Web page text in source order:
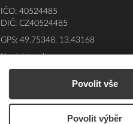
Povolit vše
Povolit výběr
IČO: 40524485
DIČ: CZ40524485
GPS: 49.75348, 13.43168
Kontakt e-shop:
Po - Pá: 7:00 - 15:30
377 432 365
Technická podpora: 377 432 311
eshop@elfetex.cz